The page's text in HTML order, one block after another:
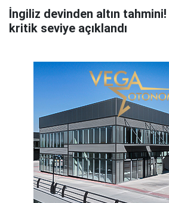
İngiliz devinden altın
kritik seviye açıklandı